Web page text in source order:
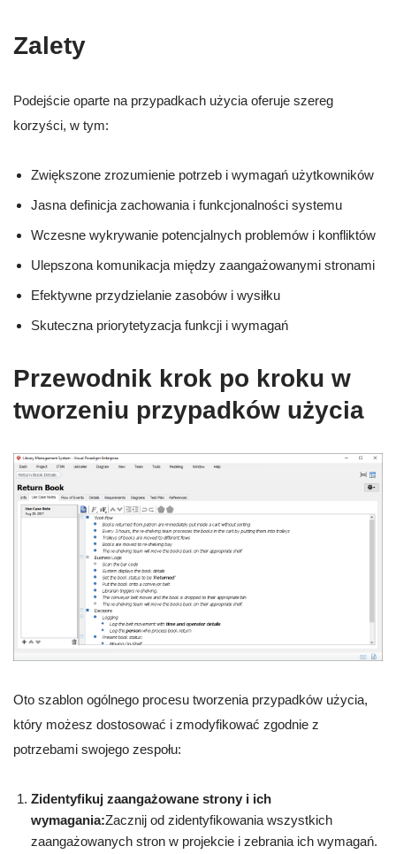
Zalety
Podejście oparte na przypadkach użycia oferuje szereg
korzyści, w tym:
Zwiększone zrozumienie potrzeb i wymagań użytkowników
Jasna definicja zachowania i funkcjonalności systemu
Wczesne wykrywanie potencjalnych problemów i konfliktów
Ulepszona komunikacja między zaangażowanymi stronami
Efektywne przydzielanie zasobów i wysiłku
Skuteczna priorytetyzacja funkcji i wymagań
Przewodnik krok po kroku w
tworzeniu przypadków użycia
Oto szablon ogólnego procesu tworzenia przypadków użycia,
który możesz dostosować i zmodyfikować zgodnie z
potrzebami swojego zespołu:
Zidentyfikuj zaangażowane strony i ich
wymagania:Zacznij od zidentyfikowania wszystkich
zaangażowanych stron w projekcie i zebrania ich wymagań.